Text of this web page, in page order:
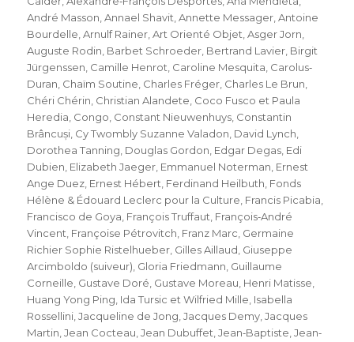
André Masson,Annael Shavit,Annette Messager,Antoine
Bourdelle,Arnulf Rainer,Art Orienté Objet,Asger Jorn,
Auguste Rodin, Barbet Schroeder, Bertrand Lavier, Birgit
Jürgenssen, Camille Henrot, Caroline Mesquita, Carolus‐
Duran, Chaïm Soutine, Charles Fréger, Charles Le Brun,
Chéri Chérin, Christian Alandete, Coco Fusco et Paula
Heredia, Congo, Constant Nieuwenhuys, Constantin
Brâncuși, Cy Twombly Suzanne Valadon, David Lynch,
Dorothea Tanning, Douglas Gordon, Edgar Degas, Edi
Dubien, Elizabeth Jaeger, Emmanuel Noterman, Ernest
Ange Duez, Ernest Hébert, Ferdinand Heilbuth, Fonds
Hélène & Édouard Leclerc pour la Culture, Francis Picabia,
Francisco de Goya, François Truffaut, François‐André
Vincent, Françoise Pétrovitch, Franz Marc, Germaine
Richier Sophie Ristelhueber, Gilles Aillaud, Giuseppe
Arcimboldo (suiveur), Gloria Friedmann, Guillaume
Corneille, Gustave Doré, Gustave Moreau, Henri Matisse,
Huang Yong Ping, Ida Tursic et Wilfried Mille, Isabella
Rossellini,Jacqueline de Jong,Jacques Demy,Jacques
Martin,Jean Cocteau,Jean Dubuffet,Jean‐Baptiste,Jean‐